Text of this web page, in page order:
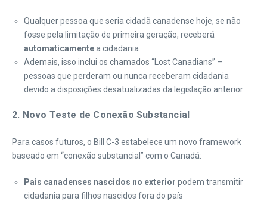
Qualquer pessoa que seria cidadã canadense hoje, se não
fosse pela limitação de primeira geração, receberá
automaticamentea cidadania
Ademais, isso inclui os chamados “Lost Canadians” –
pessoas que perderam ou nunca receberam cidadania
devido a disposições desatualizadas da legislação anterior
2. Novo Teste de Conexão Substancial
Para casos futuros, o Bill C-3 estabelece um novo framework
baseado em “conexão substancial” com o Canadá:
Pais canadenses nascidos no exterior podem transmitir
cidadania para filhos nascidos fora do país